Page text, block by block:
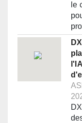
le